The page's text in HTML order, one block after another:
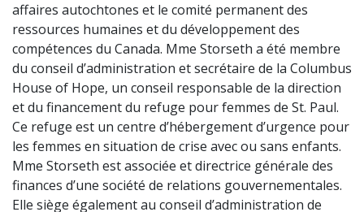
affaires autochtones et le comité permanent des
ressources humaines et du développement des
compétences du Canada. Mme Storseth a été membre
du conseil d’administration et secrétaire de la Columbus
House of Hope, un conseil responsable de la direction
et du financement du refuge pour femmes de St. Paul.
Ce refuge est un centre d’hébergement d’urgence pour
les femmes en situation de crise avec ou sans enfants.
Mme Storseth est associée et directrice générale des
finances d’une société de relations gouvernementales.
Elle siège également au conseil d’administration de